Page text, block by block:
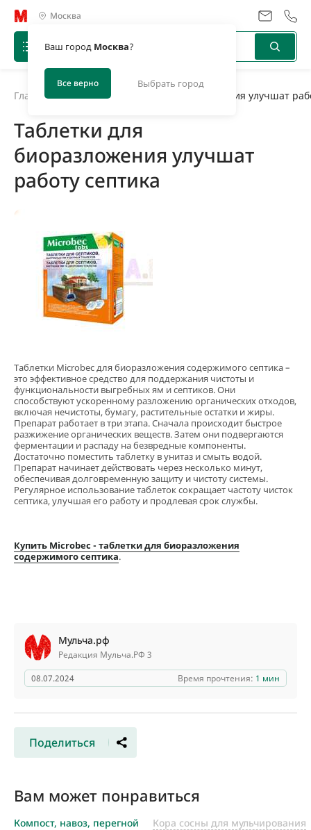
Москва
Ваш город Москва?
Все верно Выбрать город
Главная Таблетки для биоразложения улучшат
Таблетки для
биоразложения улучшат
работу септика
Таблетки Microbec для биоразложения содержимого септика –
это эффективное средство для поддержания чистоты и
функциональности выгребных ям и септиков. Они
способствуют ускоренному разложению органических отходов,
включая нечистоты, бумагу, растительные остатки и жиры.
Препарат работает в три этапа. Сначала происходит быстрое
разжижение органических веществ. Затем они подвергаются
ферментации и распаду на безвредные компоненты.
Достаточно поместить таблетку в унитаз и смыть водой.
Препарат начинает действовать через несколько минут,
обеспечивая долговременную защиту и чистоту системы.
Регулярное использование таблеток сокращает частоту чисток
септика, улучшая его работу и продлевая срок службы​.
Купить Microbec - таблетки для биоразложения
содержимого септика.
Мульча.рф
Редакция Мульча.РФ 3
08.07.2024
Время прочтения: 1 мин
Поделиться
Вам может понравиться
Компост, навоз, перегной Кора сосны для мульчирования